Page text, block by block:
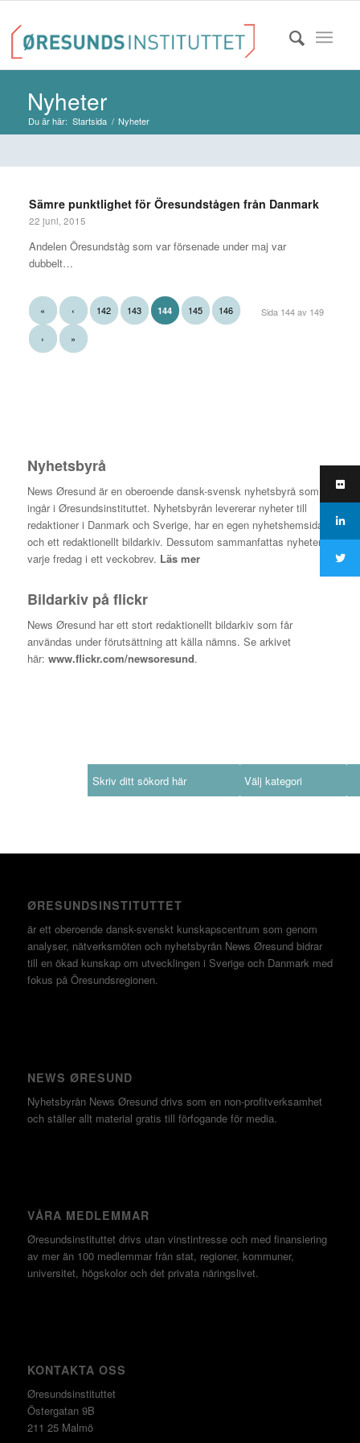
Nyheter
Du är här: Startsida / Nyheter
Sämre punktlighet för Öresundstågen från Danmark
22 juni, 2015
Andelen Öresundståg som var försenade under maj var
dubbelt…
Sida 144 av 149
« ‹ 142 143 144 145 146
› »
Nyhetsbyrå
News Øresund är en oberoende dansk-svensk nyhets­byrå som
ingår i Øresundsinstituttet. Nyhetsbyrån levererar nyheter till
redaktioner i Danmark och Sverige, har en egen nyhetshemsida
och ett redaktionellt bildarkiv. Dessutom sammanfattas nyheterna
varje fredag i ett veckobrev. Läs mer
Bildarkiv på flickr
News Øresund har ett stort redaktionellt bildarkiv som får
användas under förutsättning att källa nämns. Se arkivet
här: www.flickr.com/newsoresund.
ØRESUNDSINSTITUTTET
är ett oberoende dansk-svenskt kunskapscentrum som genom
analyser, nätverksmöten och nyhetsbyrån News Øresund bidrar
till en ökad kunskap om utvecklingen i Sverige och Danmark med
fokus på Öresundsregionen.
NEWS ØRESUND
Nyhetsbyrån News Øresund drivs som en non-profitverksamhet
och ställer allt material gratis till förfogande för media.
VÅRA MEDLEMMAR
Øresundsinstituttet drivs utan vinst­intresse och med finansiering
av mer än 100 medlemmar från stat, regioner, kommuner,
universitet, högskolor och det privata näringslivet.
KONTAKTA OSS
Øresundsinstituttet
Östergatan 9B
211 25 Malmö